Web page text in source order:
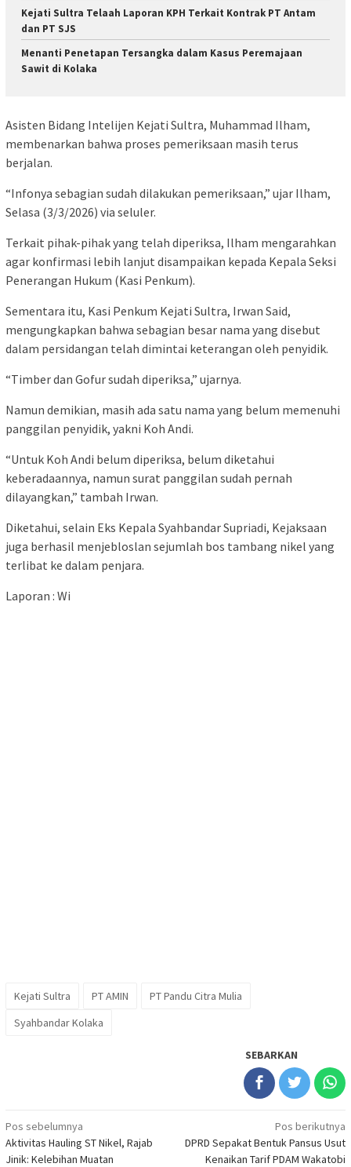
Kejati Sultra Telaah Laporan KPH Terkait Kontrak PT Antam
dan PT SJS
Menanti Penetapan Tersangka dalam Kasus Peremajaan
Sawit di Kolaka
Asisten Bidang Intelijen Kejati Sultra, Muhammad Ilham,
membenarkan bahwa proses pemeriksaan masih terus
berjalan.
“Infonya sebagian sudah dilakukan pemeriksaan,” ujar Ilham,
Selasa (3/3/2026) via seluler.
Terkait pihak-pihak yang telah diperiksa, Ilham mengarahkan
agar konfirmasi lebih lanjut disampaikan kepada Kepala Seksi
Penerangan Hukum (Kasi Penkum).
Sementara itu, Kasi Penkum Kejati Sultra, Irwan Said,
mengungkapkan bahwa sebagian besar nama yang disebut
dalam persidangan telah dimintai keterangan oleh penyidik.
“Timber dan Gofur sudah diperiksa,” ujarnya.
Namun demikian, masih ada satu nama yang belum memenuhi
panggilan penyidik, yakni Koh Andi.
“Untuk Koh Andi belum diperiksa, belum diketahui
keberadaannya, namun surat panggilan sudah pernah
dilayangkan,” tambah Irwan.
Diketahui, selain Eks Kepala Syahbandar Supriadi, Kejaksaan
juga berhasil menjebloslan sejumlah bos tambang nikel yang
terlibat ke dalam penjara.
Laporan : Wi
Kejati Sultra PT AMIN
PT Pandu Citra Mulia
Syahbandar Kolaka
SEBARKAN
Navigasi
pos
Pos sebelumnya
Aktivitas Hauling ST Nikel, Rajab
Jinik: Kelebihan Muatan
Pos berikutnya
DPRD Sepakat Bentuk Pansus Usut
Kenaikan Tarif PDAM Wakatobi